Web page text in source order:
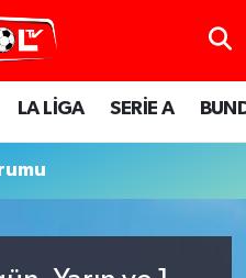
LA LİGA SERİE A